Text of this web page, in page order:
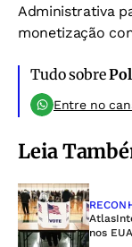
Administrativa
monetização
Tudo sobre
Entre no
Leia
nos EUA